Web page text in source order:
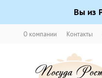
Вы из
О компании Контакты